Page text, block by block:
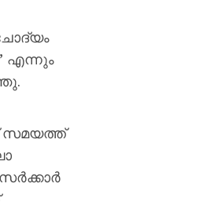
എന്നും
സമയത്ത്